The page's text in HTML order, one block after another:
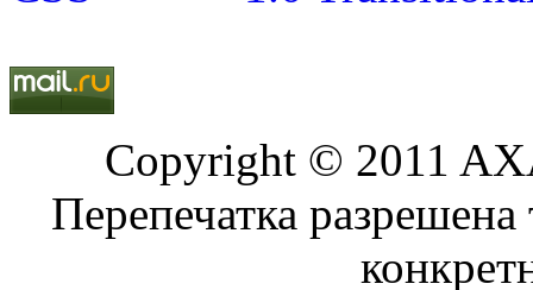
Copyright © 2011
Перепечатка